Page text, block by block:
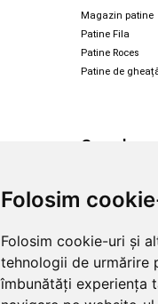
Folosim
Folosim cookie-uri și
tehnologii de urmărire
îmbunătăți experiența
Magazin patine
Patine Fila
Patine Roces
Patine de
Echipament
Legături Rome
Skate &
Enuff